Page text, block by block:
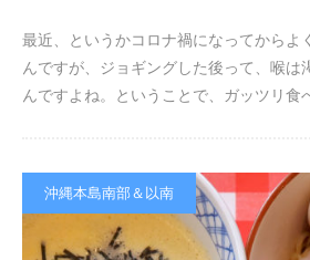
最近、というかコロナ禍になってからよ
んですが、ジョギングした後って、喉は
んですよね。ということで、ガッツリ食
沖縄本島南部＆以南